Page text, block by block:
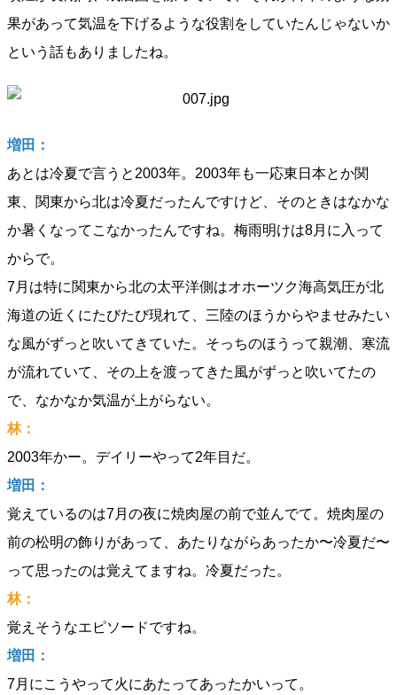
果があって気温を下げるような役割をしていたんじゃないか
という話もありましたね。
増田：
あとは冷夏で言うと2003年。2003年も一応東日本とか関
東、関東から北は冷夏だったんですけど、そのときはなかな
か暑くなってこなかったんですね。梅雨明けは8月に入って
からで。
7月は特に関東から北の太平洋側はオホーツク海高気圧が北
海道の近くにたびたび現れて、三陸のほうからやませみたい
な風がずっと吹いてきていた。そっちのほうって親潮、寒流
が流れていて、その上を渡ってきた風がずっと吹いてたの
で、なかなか気温が上がらない。
林：
2003年かー。デイリーやって2年目だ。
増田：
覚えているのは7月の夜に焼肉屋の前で並んでて。焼肉屋の
前の松明の飾りがあって、あたりながらあったか〜冷夏だ〜
って思ったのは覚えてますね。冷夏だった。
林：
覚えそうなエピソードですね。
増田：
7月にこうやって火にあたってあったかいって。